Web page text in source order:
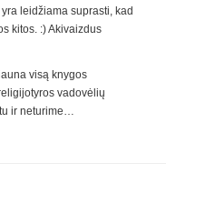
leidžiama suprasti, kad
kitos. :) Akivaizdus
visą knygos
vadovėlių
ir neturime…